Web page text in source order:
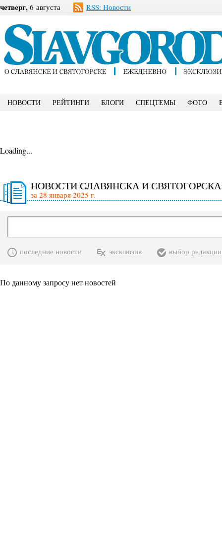
четверг, 6 августа RSS: Новости
НОВОСТИ РЕЙТИНГИ БЛОГИ СПЕЦТЕМЫ ФОТО
Loading...
НОВОСТИ СЛАВЯНСКА И
за 28 января 2025 г.
последние новости эксклюзив выбор редакции
По данному запросу нет новостей